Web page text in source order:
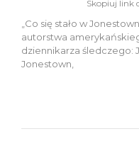
Skopiuj link
„Co się stało w
autorstwa
dziennikarza śledczego:
Jonestown,